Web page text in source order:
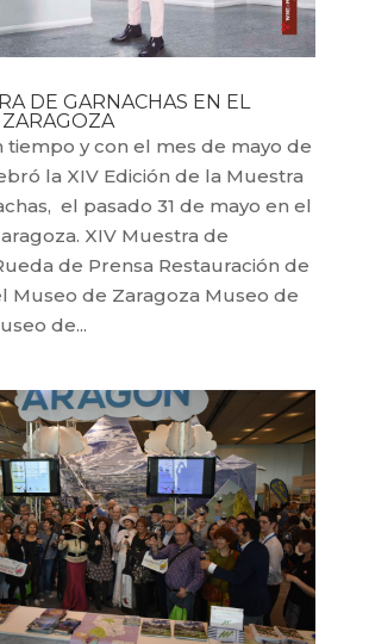
DE GARNACHAS EN EL
tiempo y con el mes de mayo de
la XIV Edición de la Muestra
el pasado 31 de mayo en el
XIV Muestra de
de Prensa Restauración de
Museo de Zaragoza Museo de
de...